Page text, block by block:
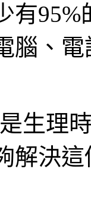
有
腦、
生理
解決